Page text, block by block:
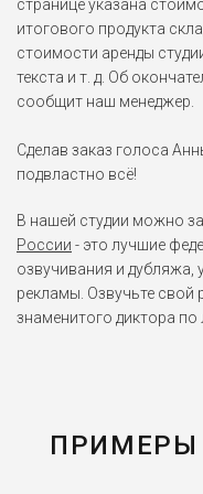
странице указана
итогового продукта
стоимости аренды
текста и т. д. Об
сообщит наш менеджер.
Сделав заказ голоса
подвластно всё!
В нашей студии можно
России - это лучшие
озвучивания и дубляжа,
рекламы. Озвучьте
знаменитого диктора по
ПРИМЕРЫ